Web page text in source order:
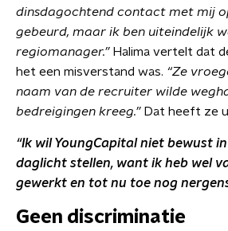
dinsdagochtend contact met mij
gebeurd, maar ik ben uiteindelijk
regiomanager.”Halima vertelt dat
het een misverstand was. “Ze
naam van de recruiter wilde
bedreigingen kreeg.”Dat heeft ze
“Ik wil YoungCapital niet bewust
daglicht stellen, want ik heb wel
gewerkt en tot nu toe nog
Geen discriminatie